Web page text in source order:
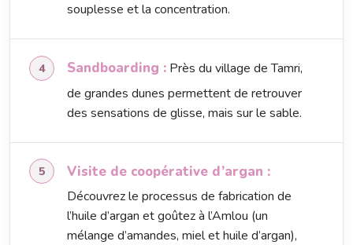
souplesse et la concentration.
Sandboarding : Près du village de Tamri,
de grandes dunes permettent de retrouver
des sensations de glisse, mais sur le sable.
Visite de coopérative d’argan :
Découvrez le processus de fabrication de
l’huile d’argan et goûtez à l’Amlou (un
mélange d’amandes, miel et huile d’argan),